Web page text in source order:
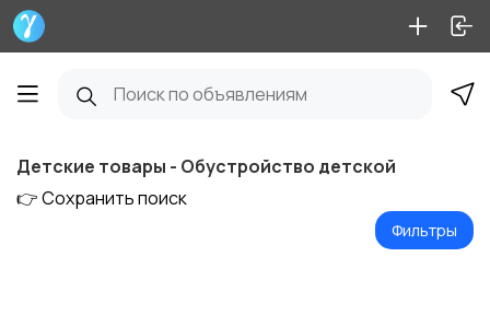
Детские товары - Обустройство детской
👉 Сохранить поиск
Фильтры